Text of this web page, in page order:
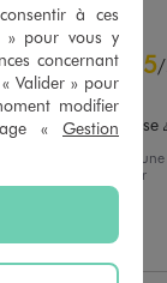
5/
et récompensé
de la vendeuse
, suite à une
par
R.
à ces
» pour vous y
concernant
Valider » pour
modifier
« Gestion